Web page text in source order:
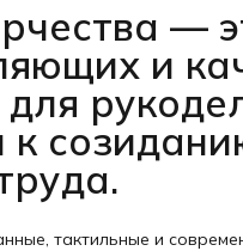
—
и
тактильные и